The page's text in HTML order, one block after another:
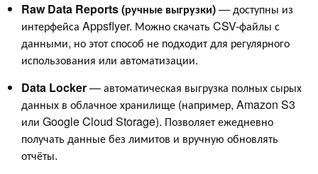
Raw Data Reports (ручные выгрузки)— доступны из
интерфейса Appsflyer. Можно скачать CSV-файлы с
данными, но этот способ не подходит для регулярного
использования или автоматизации.
Data Locker— автоматическая выгрузка полных сырых
данных в облачное хранилище (например, Amazon S3
или Google Cloud Storage). Позволяет ежедневно
получать данные без лимитов и вручную обновлять
отчёты.